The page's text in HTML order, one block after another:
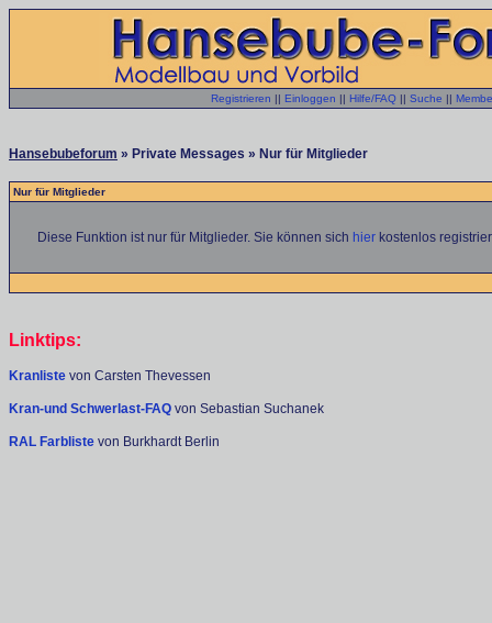
Registrieren || Einloggen || Hilfe/FAQ || Suche ||
Hansebubeforum » Private Messages » Nur für Mitglieder
Nur für Mitglieder
Diese Funktion ist nur für Mitglieder. Sie können sich hier kostenlos
Linktips:
Kranliste von Carsten Thevessen
Kran-und Schwerlast-FAQ von Sebastian Suchanek
RAL Farbliste von Burkhardt Berlin